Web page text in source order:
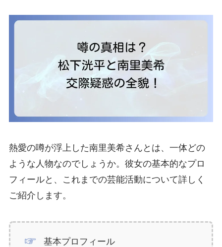
熱愛の噂が浮上した南里美希さんとは、一体どの
ような人物なのでしょうか。彼女の基本的なプロ
フィールと、これまでの芸能活動について詳しく
ご紹介します。
基本プロフィール